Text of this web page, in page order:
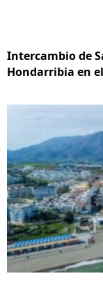
Intercambio de
Hondarribia en